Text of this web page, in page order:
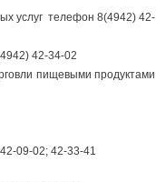
услуг телефон 8(4942) 42-
42-34-02
пищевыми продуктами
09-02; 42-33-41